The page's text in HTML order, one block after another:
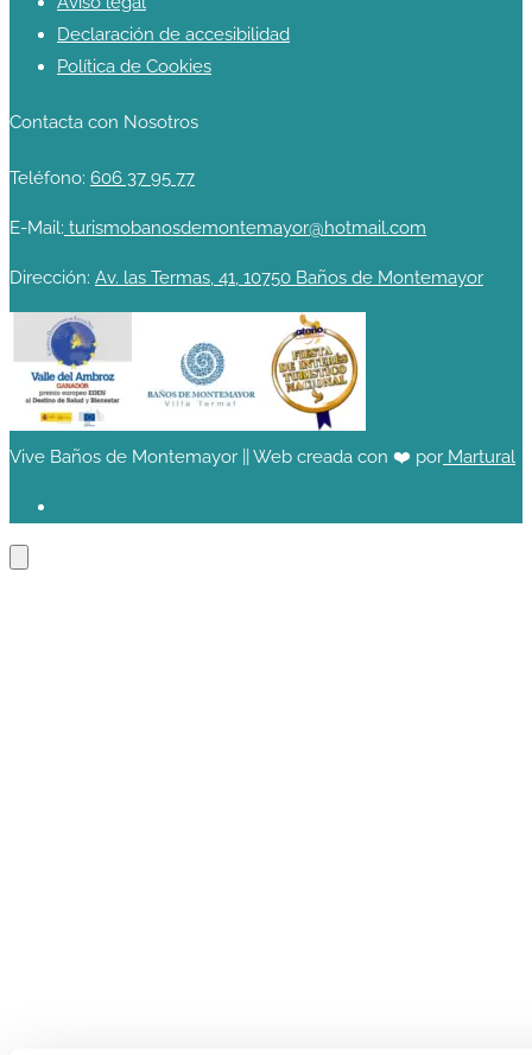
Declaración de accesibilidad
Política de Cookies
Contacta con Nosotros
Teléfono: 606 37 95 77
E-Mail: turismobanosdemontemayor@hotmail.com
Dirección: Av. las Termas, 41, 10750 Baños de Montemayor
Vive Baños de Montemayor || Web creada con ❤️ por Martural